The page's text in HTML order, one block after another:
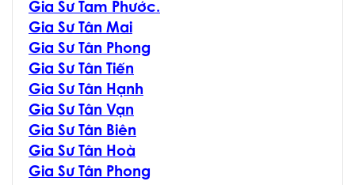
Gia Sư Tam Phước.
Gia Sư Tân Mai
Gia Sư Tân Phong
Gia Sư Tân Tiến
Gia Sư Tân Hạnh
Gia Sư Tân Vạn
Gia Sư Tân Biên
Gia Sư Tân Hoà
Gia Sư Tân Phong